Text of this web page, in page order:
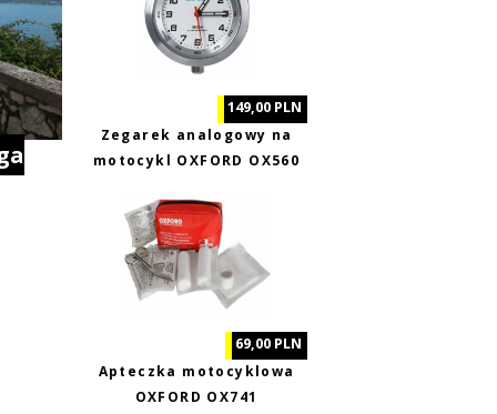
149,00 PLN
Zegarek analogowy na
motocykl OXFORD OX560
69,00 PLN
Apteczka motocyklowa
OXFORD OX741